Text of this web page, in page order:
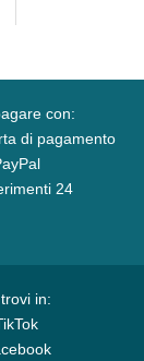
con:
di pagamento
24
in: